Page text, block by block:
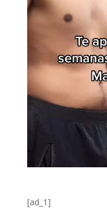
[ad_1]